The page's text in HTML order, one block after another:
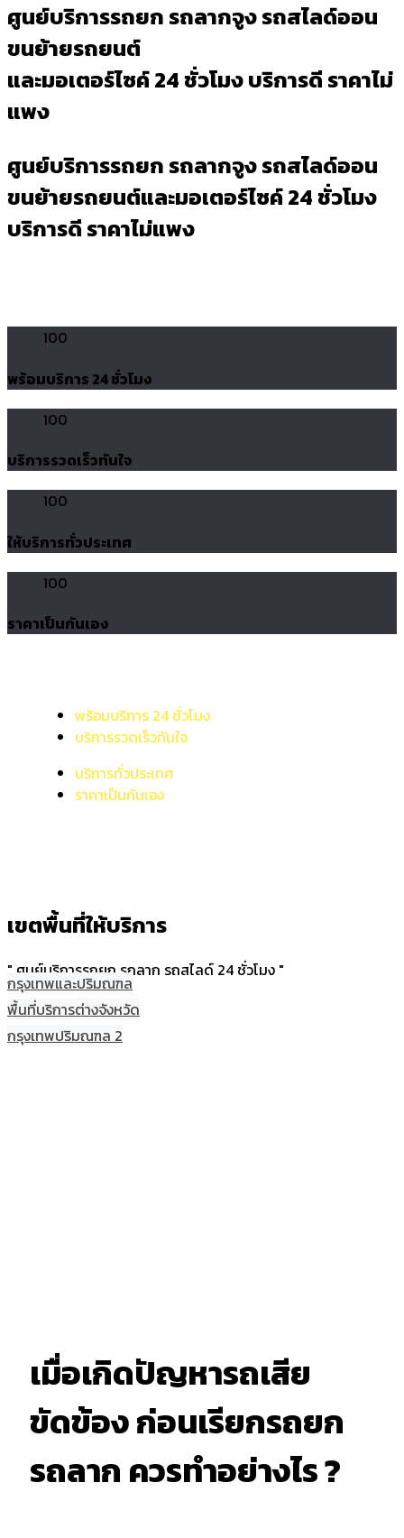
ศูนย์บริการรถยก รถลากจูง รถสไลด์ออน
ขนย้ายรถยนต์
และมอเตอร์ไซค์ 24 ชั่วโมง บริการดี ราคาไม่
แพง
ศูนย์บริการรถยก รถลากจูง รถสไลด์ออน
ขนย้ายรถยนต์และมอเตอร์ไซค์ 24 ชั่วโมง
บริการดี ราคาไม่แพง
100
พร้อมบริการ 24 ชั่วโมง
100
บริการรวดเร็วทันใจ
100
ให้บริการทั่วประเทศ
100
ราคาเป็นกันเอง
พร้อมบริการ 24 ชั่วโมง
บริการรวดเร็วทันใจ
บริการทั่วประเทศ
ราคาเป็นกันเอง
เขตพื้นที่ให้บริการ
" ศูนย์บริการรถยก รถลาก รถสไลด์ 24 ชั่วโมง "
กรุงเทพและปริมณฑล
พื้นที่บริการต่างจังหวัด
กรุงเทพปริมณฑล 2
เมื่อเกิดปัญหารถเสีย
ขัดข้อง ก่อนเรียกรถยก
รถลาก ควรทำอย่างไร ?